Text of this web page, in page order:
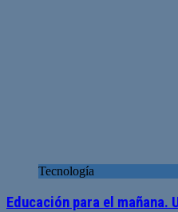
Tecnología
Educación para el mañana.